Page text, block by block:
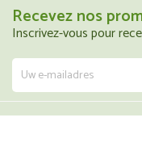
Recevez nos
Inscrivez-vous pour